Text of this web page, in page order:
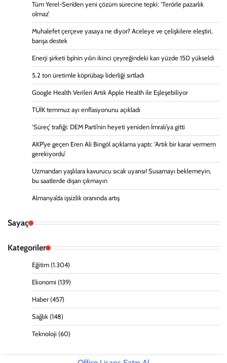
Tüm Yerel-Sen’den yeni çözüm sürecine tepki: ‘Terörle pazarlık
olmaz’
Muhalefet çerçeve yasaya ne diyor? Aceleye ve çelişkilere eleştiri,
barışa destek
Enerji şirketi bp’nin yılın ikinci çeyreğindeki karı yüzde 150 yükseldi
5.2 ton üretimle köprübaşı liderliği sırtladı
Google Health Verileri Artık Apple Health ile Eşleşebiliyor
TÜİK temmuz ayı enflasyonunu açıkladı
‘Süreç’ trafiği: DEM Parti’nin heyeti yeniden İmralı’ya gitti
AKP’ye geçen Eren Ali Bingöl açıklama yaptı: ‘Artık bir karar vermem
gerekiyordu’
Uzmandan yaşlılara kavurucu sıcak uyarısı! Susamayı beklemeyin,
bu saatlerde dışarı çıkmayın
Almanya’da işsizlik oranında artış
Sayaç
Kategoriler
Eğitim (1.304)
Ekonomi (139)
Haber (457)
Sağlık (148)
Teknoloji (60)